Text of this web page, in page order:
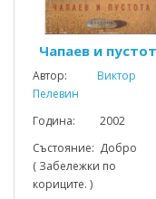
Чапаев и
Автор:
Виктор
Пелевин
Година: 2002
Състояние: Добро
( Забележки по
кориците. )